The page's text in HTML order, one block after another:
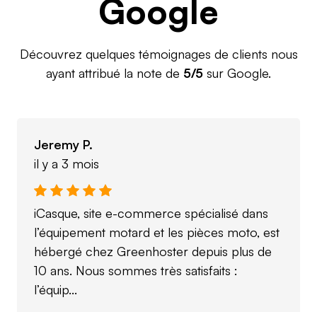
Google
Découvrez quelques témoignages de clients nous
ayant attribué la note de 5/5 sur Google.
Jeremy P.
il y a 3 mois
iCasque, site e-commerce spécialisé dans
l’équipement motard et les pièces moto, est
hébergé chez Greenhoster depuis plus de
10 ans. Nous sommes très satisfaits :
l’équip...